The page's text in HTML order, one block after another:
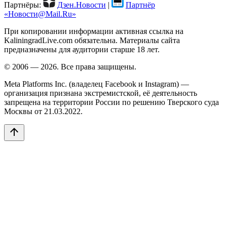
Партнёры: Дзен.Новости |
Партнёр
«Новости@Mail.Ru»
При копировании информации активная ссылка на
KaliningradLive.com обязательна. Материалы сайта
предназначены для аудитории старше 18 лет.
© 2006 — 2026. Все права защищены.
Meta Platforms Inc. (владелец Facebook и Instagram) —
организация признана экстремистской, её деятельность
запрещена на территории России по решению Тверского суда
Москвы от 21.03.2022.
arrow_upward